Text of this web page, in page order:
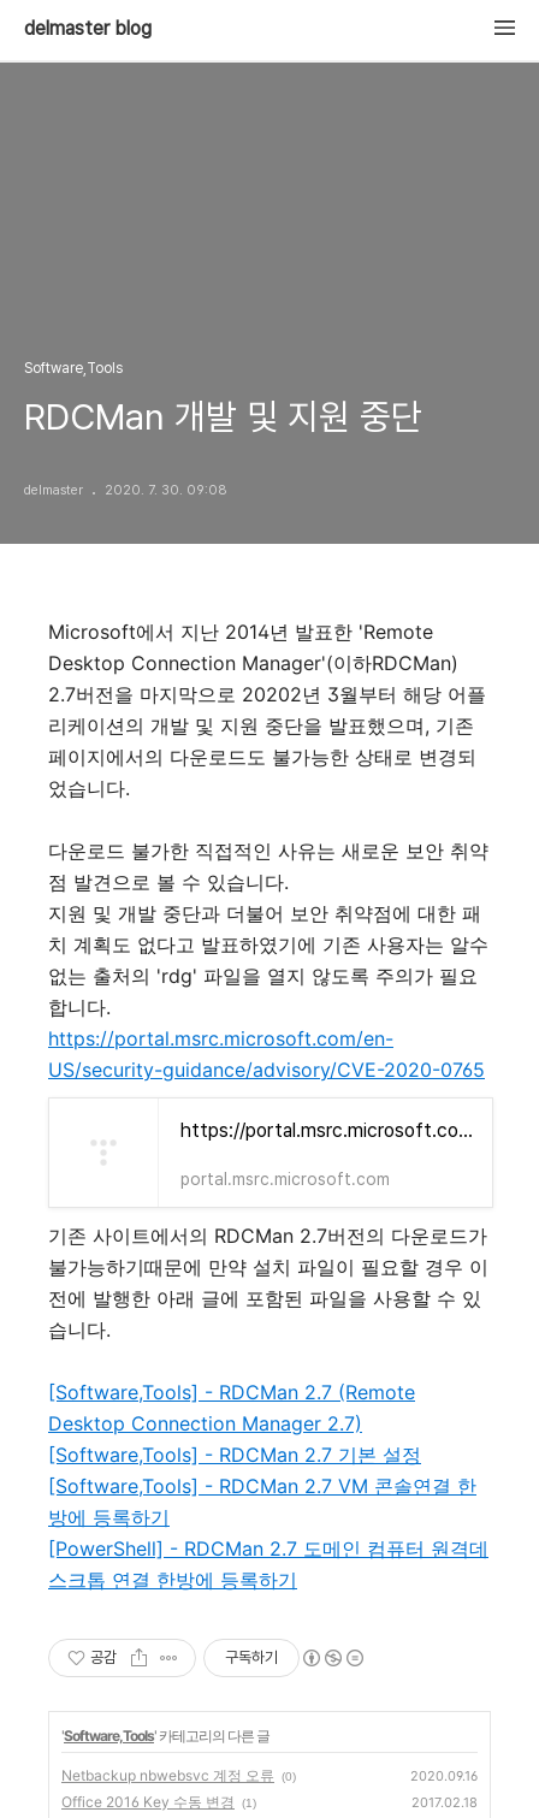
delmaster blog
Software,Tools
RDCMan 개발 및 지원 중단
delmaster 2020. 7. 30. 09:08
Microsoft에서 지난 2014년 발표한 'Remote
Desktop Connection Manager'(이하RDCMan)
2.7버전을 마지막으로 20202년 3월부터 해당 어플
리케이션의 개발 및 지원 중단을 발표했으며, 기존
페이지에서의 다운로드도 불가능한 상태로 변경되
었습니다.
다운로드 불가한 직접적인 사유는 새로운 보안 취약
점 발견으로 볼 수 있습니다.
지원 및 개발 중단과 더불어 보안 취약점에 대한 패
치 계획도 없다고 발표하였기에 기존 사용자는 알수
없는 출처의 'rdg' 파일을 열지 않도록 주의가 필요
합니다.
https://portal.msrc.microsoft.com/en-
US/security-guidance/advisory/CVE-2020-0765
https://portal.msrc.microsoft.com/en-US/security-guidance/advisory/CVE-2020-0765
portal.msrc.microsoft.com
기존 사이트에서의 RDCMan 2.7버전의 다운로드가
불가능하기때문에 만약 설치 파일이 필요할 경우 이
전에 발행한 아래 글에 포함된 파일을 사용할 수 있
습니다.
[Software,Tools] - RDCMan 2.7 (Remote
Desktop Connection Manager 2.7)
[Software,Tools] - RDCMan 2.7 기본 설정
[Software,Tools] - RDCMan 2.7 VM 콘솔연결 한
방에 등록하기
[PowerShell] - RDCMan 2.7 도메인 컴퓨터 원격데
스크톱 연결 한방에 등록하기
공감 구독하기
'Software,Tools' 카테고리의 다른 글
Netbackup nbwebsvc 계정 오류 (0) 2020.09.16
Office 2016 Key 수동 변경 (1) 2017.02.18